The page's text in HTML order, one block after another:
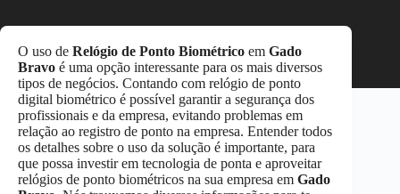
O uso de Relógio de Ponto Biométrico em Gado
Bravo é uma opção interessante para os mais diversos
tipos de negócios. Contando com relógio de ponto
digital biométrico é possível garantir a segurança dos
profissionais e da empresa, evitando problemas em
relação ao registro de ponto na empresa. Entender todos
os detalhes sobre o uso da solução é importante, para
que possa investir em tecnologia de ponta e aproveitar
relógios de ponto biométricos na sua empresa em Gado